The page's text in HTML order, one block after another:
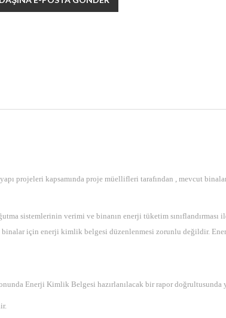
projeleri kapsamında proje müellifleri tarafından , mevcut
sistemlerinin verimi ve binanın enerji tüketim
için enerji kimlik belgesi düzenlenmesi zorunlu değildir.
Enerji Kimlik Belgesi hazırlanılacak bir rapor doğrultusunda